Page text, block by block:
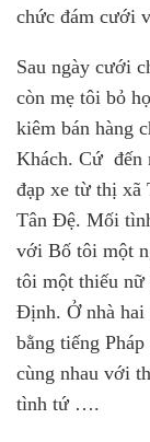
chức đám cưới
Sau ngày cưới
còn mẹ tôi bỏ
kiêm bán hàng
Khách. Cứ đến
đạp xe từ thị xã
Tân Đệ. Mối
với Bố tôi một
tôi một thiếu nữ
Định. Ở nhà hai
bằng tiếng
cùng nhau với
tình tứ ….